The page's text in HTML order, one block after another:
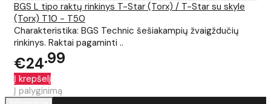
BGS L tipo raktų rinkinys T-Star (Torx) / T-Star su skyle
(Torx) T10 - T50
Charakteristika: BGS Technic šešiakampių žvaigždučių
rinkinys. Raktai pagaminti ..
€24 99
Į krepšelį
Į palyginimą